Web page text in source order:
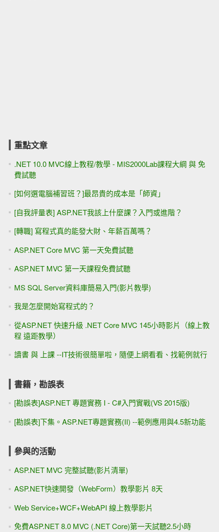
重點文章
.NET 10.0 MVC線上教程/教學 - MIS2000Lab課程大綱 與 免
費試聽
[如何選電腦補習班？]最昂貴的成本是「師資」
[自我評量表] ASP.NET我該上什麼課？入門或進階？
[轉職] 寫程式真的能發大財、年薪百萬嗎？
ASP.NET Core MVC 第一天免費試聽
ASP.NET MVC 第一天課程免費試聽
MS SQL Server資料庫簡易入門(影片教學)
我是怎麼開始寫程式的？
從ASP.NET 快速升級 .NET Core MVC 145小時影片（線上教
程 遠距教學）
讀書 與 上課 --IT技術很簡單啦，隨便上網看看、找範例就行
書籍，勘誤表
[勘誤表]ASP.NET 專題實務 I - C#入門實戰(VS 2015版)
[勘誤表]下集。ASP.NET專題實務(II) --範例應用與4.5新功能
參與的活動
ASP.NET MVC 完整試聽(影片清單)
ASP.NET快速開發（WebForm）教學影片 8天
Web Service+WCF+WebAPI 線上教學影片
免費ASP.NET 8.0 MVC (.NET Core)第一天試聽2.5小時